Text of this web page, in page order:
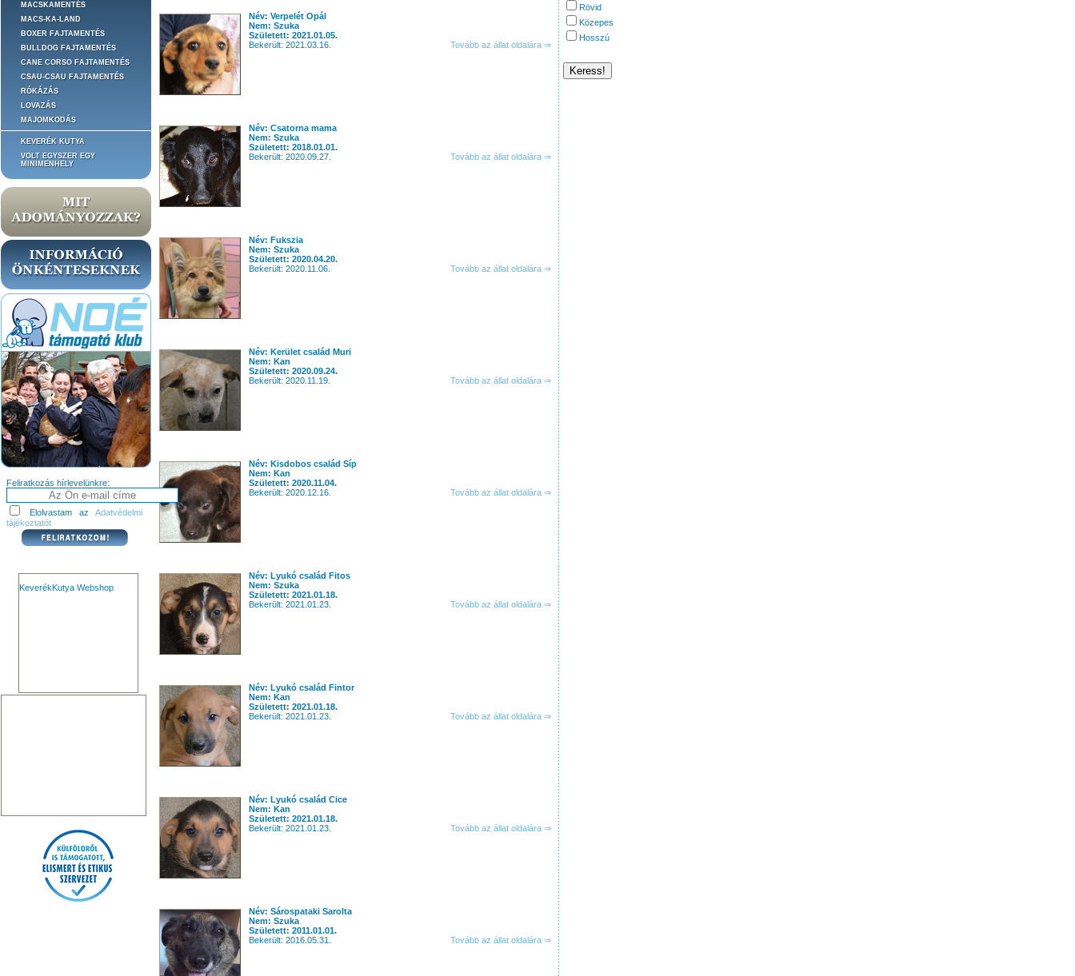
MACSKAMENTÉS
MACS-KA-LAND
BOXER FAJTAMENTÉS
BULLDOG FAJTAMENTÉS
CANE CORSO FAJTAMENTÉS
CSAU-CSAU FAJTAMENTÉS
RÓKÁZÁS
LOVAZÁS
MAJOMKODÁS
KEVERÉK KUTYA
VOLT EGYSZER EGY
MINIMENHELY
Feliratkozás hírlevelünkre:
Elolvastam az Adatvédelmi
tájékoztatót
KeverékKutya Webshop
Név: Verpelét Opál
Nem: Szuka
Született: 2021.01.05.
Bekerült: 2021.03.16.
Tovább az állat oldalára ⇒
Név: Csatorna mama
Nem: Szuka
Született: 2018.01.01.
Bekerült: 2020.09.27.
Tovább az állat oldalára ⇒
Név: Fukszia
Nem: Szuka
Született: 2020.04.20.
Bekerült: 2020.11.06.
Tovább az állat oldalára ⇒
Név: Kerület család Muri
Nem: Kan
Született: 2020.09.24.
Bekerült: 2020.11.19.
Tovább az állat oldalára ⇒
Név: Kisdobos család Síp
Nem: Kan
Született: 2020.11.04.
Bekerült: 2020.12.16.
Tovább az állat oldalára ⇒
Név: Lyukó család Fitos
Nem: Szuka
Született: 2021.01.18.
Bekerült: 2021.01.23.
Tovább az állat oldalára ⇒
Név: Lyukó család Fintor
Nem: Kan
Született: 2021.01.18.
Bekerült: 2021.01.23.
Tovább az állat oldalára ⇒
Név: Lyukó család Cice
Nem: Kan
Született: 2021.01.18.
Bekerült: 2021.01.23.
Tovább az állat oldalára ⇒
Név: Sárospataki Sarolta
Nem: Szuka
Született: 2011.01.01.
Bekerült: 2016.05.31.
Tovább az állat oldalára ⇒
Rövid
Közepes
Hosszú